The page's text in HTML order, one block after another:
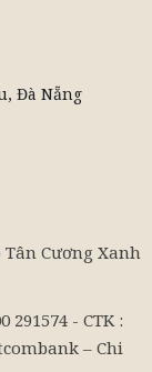
Đà Nẵng
Cương Xanh
291574 - CTK :
– Chi